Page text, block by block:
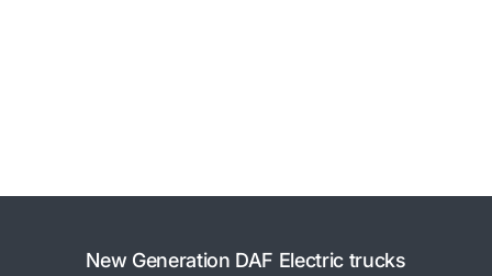
New Generation DAF Electric trucks